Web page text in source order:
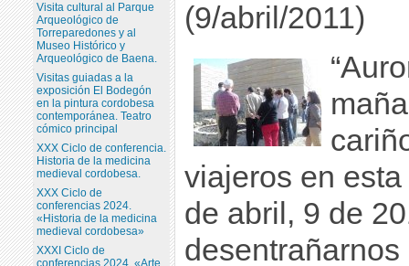
(9/abril/2011)
viajeros en
de abril, 9 de
desentrañarnos
Visita cultural al Parque
Arqueológico de
Torreparedones y al
Museo Histórico y
Arqueológico de Baena.
Visitas guiadas a la
exposición El Bodegón
en la pintura cordobesa
contemporánea. Teatro
cómico principal
XXX Ciclo de conferencia.
Historia de la medicina
medieval cordobesa.
XXX Ciclo de
conferencias 2024.
«Historia de la medicina
medieval cordobesa»
XXXI Ciclo de
conferencias 2024. «Arte